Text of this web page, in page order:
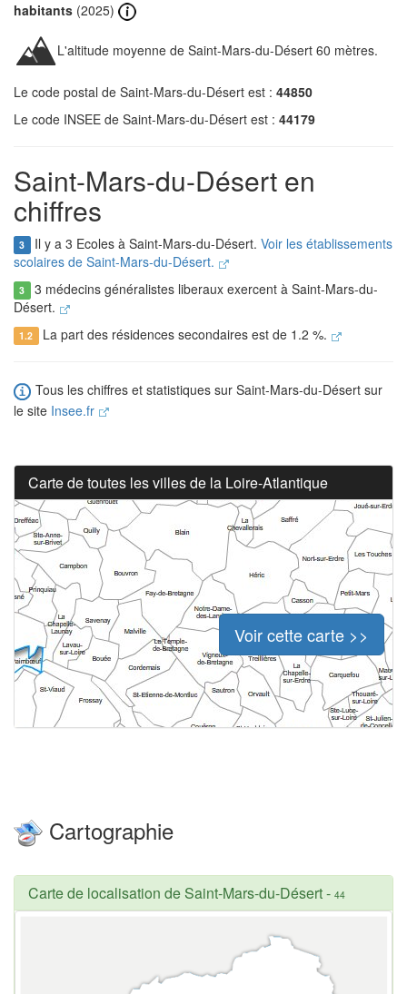
habitants (2025)
L'altitude moyenne de Saint-Mars-du-Désert 60 mètres.
Le code postal de Saint-Mars-du-Désert est : 44850
Le code INSEE de Saint-Mars-du-Désert est : 44179
Saint-Mars-du-Désert en
chiffres
3 Il y a 3 Ecoles à Saint-Mars-du-Désert. Voir les établissements
scolaires de Saint-Mars-du-Désert.
3 3 médecins généralistes liberaux exercent à Saint-Mars-du-
Désert.
1.2 La part des résidences secondaires est de 1.2 %.
Tous les chiffres et statistiques sur Saint-Mars-du-Désert sur
le site Insee.fr
Carte de toutes les villes de la Loire-Atlantique
Voir cette carte >>
Cartographie
Carte de localisation de Saint-Mars-du-Désert- 44